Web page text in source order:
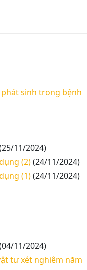
sinh trong bệnh
(25/11/2024)
(2)(24/11/2024)
(1)(24/11/2024)
(04/11/2024)
tư xét nghiêm năm